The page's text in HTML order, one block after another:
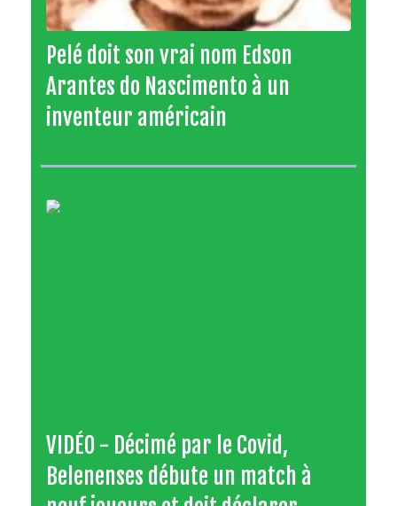
Pelé doit son vrai nom Edson
Arantes do Nascimento à un
inventeur américain
VIDÉO - Décimé par le Covid,
Belenenses débute un match à